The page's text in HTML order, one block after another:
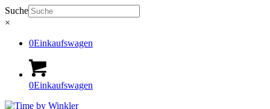
Suche
×
0Einkaufswagen
0Einkaufswagen